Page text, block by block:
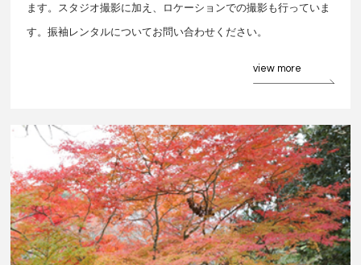
ます。スタジオ撮影に加え、ロケーションでの撮影も行っていま
す。振袖レンタルについてお問い合わせください。
view more